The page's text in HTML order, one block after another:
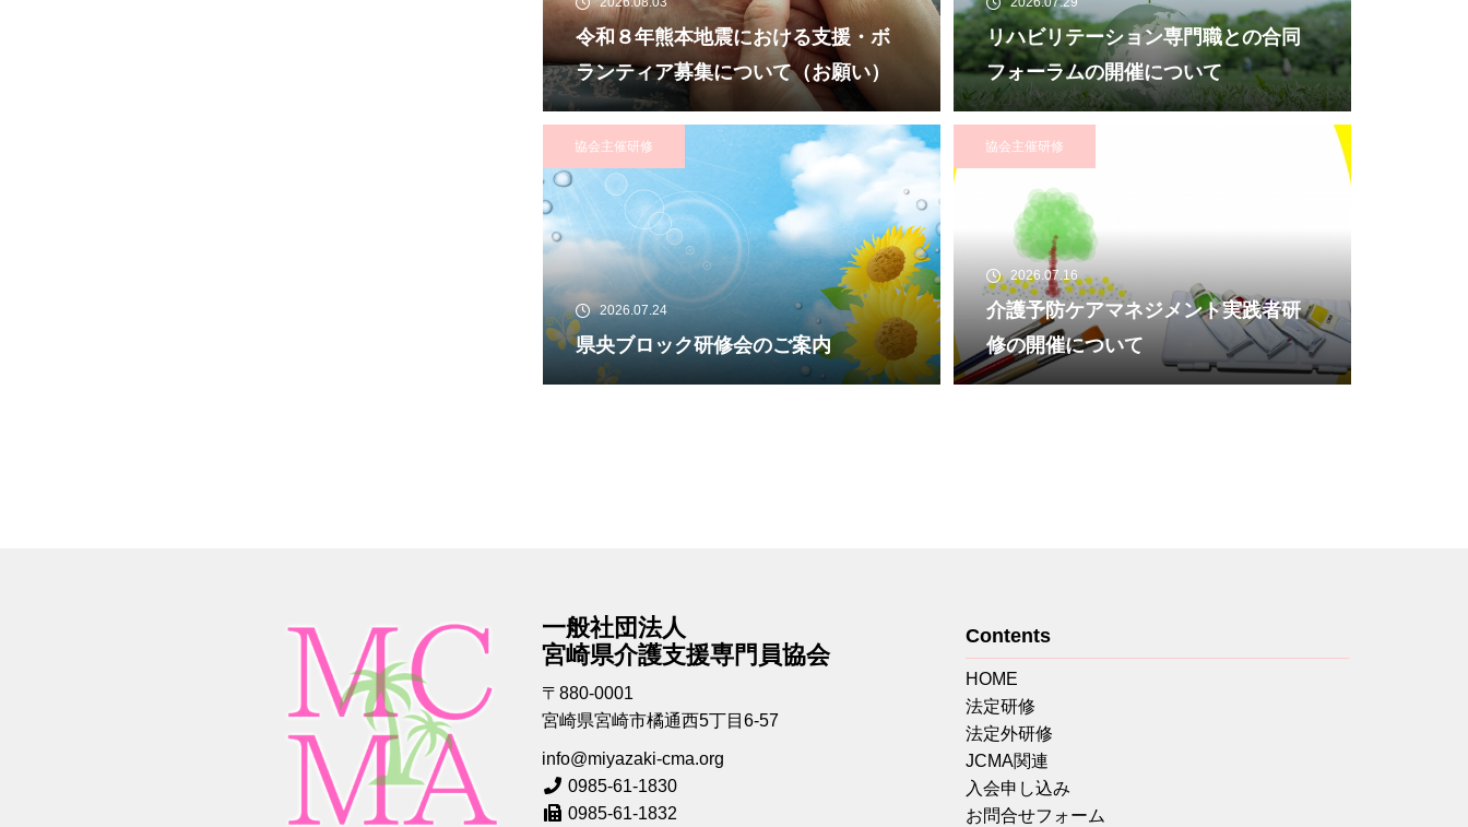
令和８年熊本地震における支援・ボ
ランティア募集について（お願い）
リハビリテーション専門職との合同
フォーラムの開催について
協会主催研修
2026.07.24
県央ブロック研修会のご案内
協会主催研修
2026.07.16
介護予防ケアマネジメント実践者研
修の開催について
一般社団法人
宮崎県介護支援専門員協会
〒880-0001
宮崎県宮崎市橘通西5丁目6-57
info@miyazaki-cma.org
0985-61-1830
0985-61-1832
Contents
HOME
法定研修
法定外研修
JCMA関連
入会申し込み
お問合せフォーム